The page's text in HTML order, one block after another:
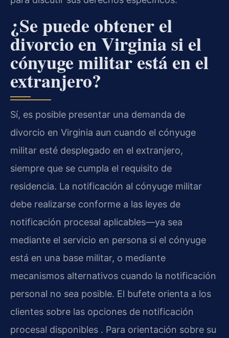
¿Se puede obtener el
divorcio en Virginia si el
cónyuge militar está en el
extranjero?
Sí, es posible presentar una demanda de
divorcio en Virginia aun cuando el cónyuge
militar esté desplegado en el extranjero,
siempre que se cumpla el requisito de
residencia. La notificación al cónyuge militar
debe realizarse conforme a las leyes de
notificación procesal aplicables—ya sea
mediante el servicio en persona si el cónyuge
está en una base militar, o mediante
mecanismos alternativos cuando la notificación
personal no sea posible. El bufete orienta a los
clientes sobre las opciones de notificación
procesal disponibles . Para orientación sobre su